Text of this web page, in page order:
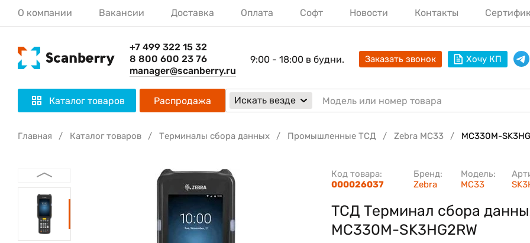
О компании Вакансии Доставка Оплата Софт Новости Контакты
+7 499 322 15 32
8 800 600 23 76
manager@scanberry.ru
9:00 - 18:00 в будни. Заказать звонок Хочу КП
Каталог товаров Распродажа Искать везде
Главная Каталог товаров Терминалы сбора данных Промышленные ТСД Zebra MC33 MC330M-
Бренд:
Zebra
Модель:
MC33
Код товара:
000026037
ТСД Терминал сбора
MC330M-SK3HG2RW